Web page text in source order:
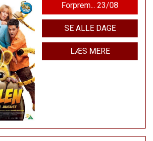
Forprem... 23/08
SE ALLE DAGE
LÆS MERE